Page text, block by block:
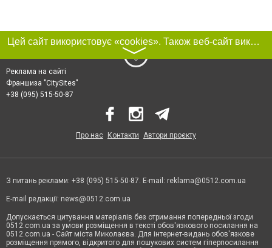
Цей сайт використовує «cookies». Також веб-сайт використовує інтернет-сервіс для збору технічних даних стосовно відвідувачів з метою отримання маркетингової та статистичної інформації. Умови обробки даних відвідувачів сайту див.
〉
Реклама на сайті
Франшиза "CitySites"
+38 (095) 515-50-87
Про нас Контакти Автори проєкту
З питань реклами: +38 (095) 515-50-87. E-mail: reklama@0512.com.ua
E-mail редакції: news@0512.com.ua
Допускається цитування матеріалів без отримання попередньої згоди
0512.com.ua за умови розміщення в тексті обов'язкового посилання на
0512.com.ua - Сайт міста Миколаєва. Для інтернет-видань обов'язкове
розміщення прямого, відкритого для пошукових систем гіперпосилання